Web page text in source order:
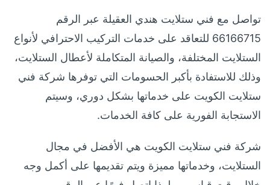
تواصل مع فني ستلايت هندي العقيلة عبر الرقم
66166715 للتعاقد على خدمات التركيب الاحترافي لأنواع
الستلايت المختلفة، والصيانة المتكاملة لأعطال الستلايت،
وذلك للاستفادة بأكبر الحسومات التي توفرها شركة فني
ستلايت الكويت على خدماتها بشكل دوري، وسيتم
الاستجابة الفورية على كافة الخدمات.
شركة فني ستلايت الكويت هي الأفضل في مجال
الستلايت، وخدماتها مميزة ويتم تقديمها على أكمل وجه